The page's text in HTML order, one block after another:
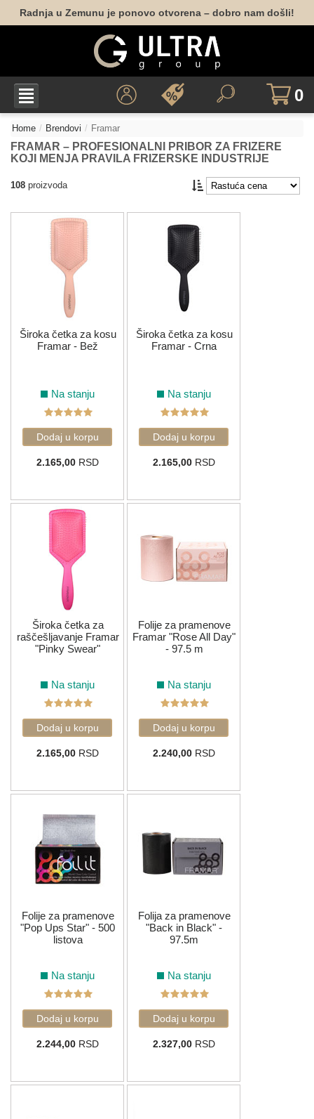
Radnja u Zemunu je ponovo otvorena – dobro nam došli!
0
Home Brendovi Framar
FRAMAR – PROFESIONALNI PRIBOR ZA FRIZERE
KOJI MENJA PRAVILA FRIZERSKE INDUSTRIJE
108 proizvoda
Široka četka za kosu
Framar - Bež
Na stanju
2.165,00RSD
Široka četka za kosu
Framar - Crna
Na stanju
2.165,00RSD
Široka četka za
raščešljavanje Framar
"Pinky Swear"
Na stanju
2.165,00RSD
Folije za pramenove
Framar "Rose All Day"
- 97.5 m
Na stanju
2.240,00RSD
Folije za pramenove
"Pop Ups Star" - 500
listova
Na stanju
2.244,00RSD
Folija za pramenove
"Back in Black" -
97.5m
Na stanju
2.327,00RSD